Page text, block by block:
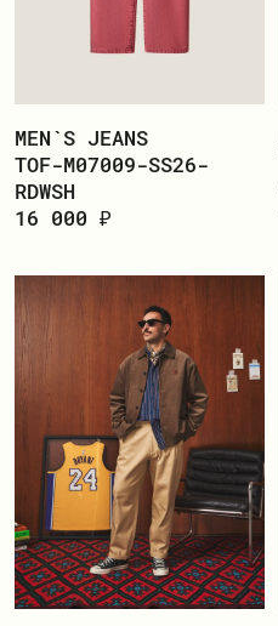
MEN`S JEANS
TOF-M07009-SS26-
RDWSH
16 000 ₽